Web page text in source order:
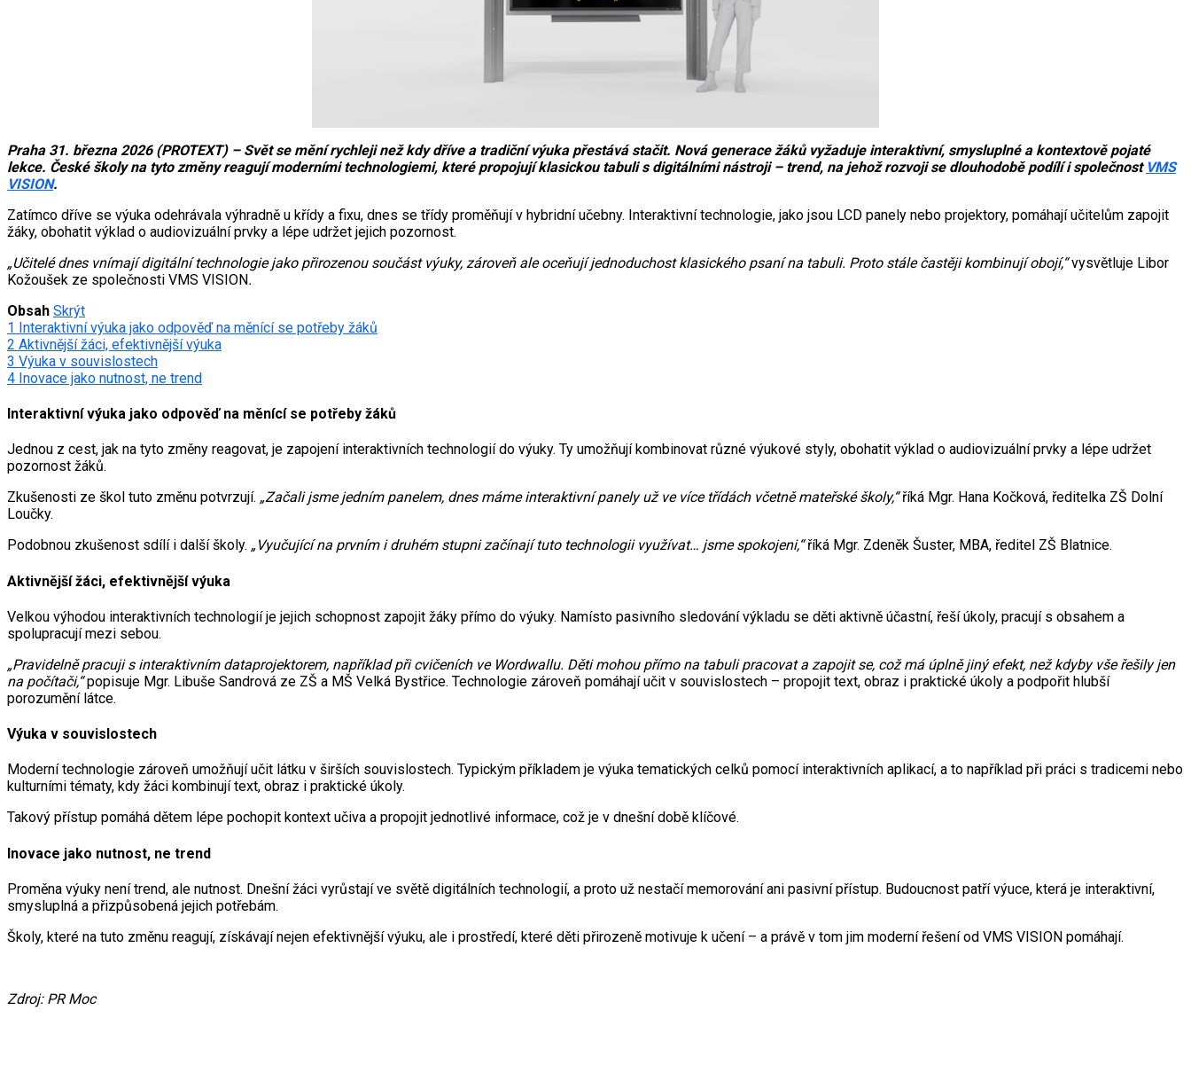
Praha 31. března 2026 (PROTEXT) – Svět se mění rychleji než kdy dříve a tradiční výuka přestává stačit. Nová generace žáků vyžaduje interaktivní, smysluplné a kontextově pojaté
lekce. České školy na tyto změny reagují moderními technologiemi, které propojují klasickou tabuli s digitálními nástroji – trend, na jehož rozvoji se dlouhodobě podílí i společnost VMS
VISION.
Zatímco dříve se výuka odehrávala výhradně u křídy a fixu, dnes se třídy proměňují v hybridní učebny. Interaktivní technologie, jako jsou LCD panely nebo projektory, pomáhají učitelům zapojit
žáky, obohatit výklad o audiovizuální prvky a lépe udržet jejich pozornost.
„Učitelé dnes vnímají digitální technologie jako přirozenou součást výuky, zároveň ale oceňují jednoduchost klasického psaní na tabuli. Proto stále častěji kombinují obojí,“vysvětluje Libor
Kožoušek ze společnosti VMS VISION.
Obsah Skrýt
1 Interaktivní výuka jako odpověď na měnící se potřeby žáků
2 Aktivnější žáci, efektivnější výuka
3 Výuka v souvislostech
4 Inovace jako nutnost, ne trend
Interaktivní výuka jako odpověď na měnící se potřeby žáků
Jednou z cest, jak na tyto změny reagovat, je zapojení interaktivních technologií do výuky. Ty umožňují kombinovat různé výukové styly, obohatit výklad o audiovizuální prvky a lépe udržet
pozornost žáků.
Zkušenosti ze škol tuto změnu potvrzují. „Začali jsme jedním panelem, dnes máme interaktivní panely už ve více třídách včetně mateřské školy,“říká Mgr. Hana Kočková, ředitelka ZŠ Dolní
Loučky.
Podobnou zkušenost sdílí i další školy. „Vyučující na prvním i druhém stupni začínají tuto technologii využívat… jsme spokojeni,“říká Mgr. Zdeněk Šuster, MBA, ředitel ZŠ Blatnice.
Aktivnější žáci, efektivnější výuka
Velkou výhodou interaktivních technologií je jejich schopnost zapojit žáky přímo do výuky. Namísto pasivního sledování výkladu se děti aktivně účastní, řeší úkoly, pracují s obsahem a
spolupracují mezi sebou.
„Pravidelně pracuji s interaktivním dataprojektorem, například při cvičeních ve Wordwallu. Děti mohou přímo na tabuli pracovat a zapojit se, což má úplně jiný efekt, než kdyby vše řešily jen
na počítači,“popisuje Mgr. Libuše Sandrová ze ZŠ a MŠ Velká Bystřice. Technologie zároveň pomáhají učit v souvislostech – propojit text, obraz i praktické úkoly a podpořit hlubší
porozumění látce.
Výuka v souvislostech
Moderní technologie zároveň umožňují učit látku v širších souvislostech. Typickým příkladem je výuka tematických celků pomocí interaktivních aplikací, a to například při práci s tradicemi nebo
kulturními tématy, kdy žáci kombinují text, obraz i praktické úkoly.
Takový přístup pomáhá dětem lépe pochopit kontext učiva a propojit jednotlivé informace, což je v dnešní době klíčové.
Inovace jako nutnost, ne trend
Proměna výuky není trend, ale nutnost. Dnešní žáci vyrůstají ve světě digitálních technologií, a proto už nestačí memorování ani pasivní přístup. Budoucnost patří výuce, která je interaktivní,
smysluplná a přizpůsobená jejich potřebám.
Školy, které na tuto změnu reagují, získávají nejen efektivnější výuku, ale i prostředí, které děti přirozeně motivuje k učení – a právě v tom jim moderní řešení od VMS VISION pomáhají.
Zdroj: PR Moc